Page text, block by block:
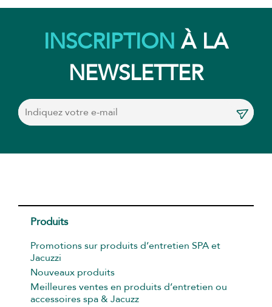
INSCRIPTION À LA
NEWSLETTER
Produits
Promotions sur produits d’entretien SPA et
Jacuzzi
Nouveaux produits
Meilleures ventes en produits d’entretien ou
accessoires spa & Jacuzz